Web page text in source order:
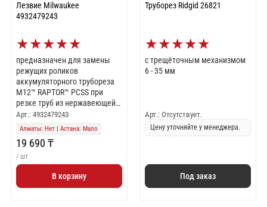
Лезвие Milwaukee
4932479243
★★★★★
предназначен для замены
режущих роликов
аккумуляторного трубореза
M12™ RAPTOR™ PCSS при
резке труб из нержавеющей
стали. Набор включает 2
сменных режущих ролика.
с трубами диаметром до 42
мм.
Арт.: 4932479243
Алматы: Нет| Астана: Мало
19 690 ₸
/ шт
В корзину
Труборез Ridgid 26821
★★★★★
с трещёточным механизмом
6 - 35 мм
Арт.: Отсутствует.
Цену уточняйте у менеджера.
Под заказ